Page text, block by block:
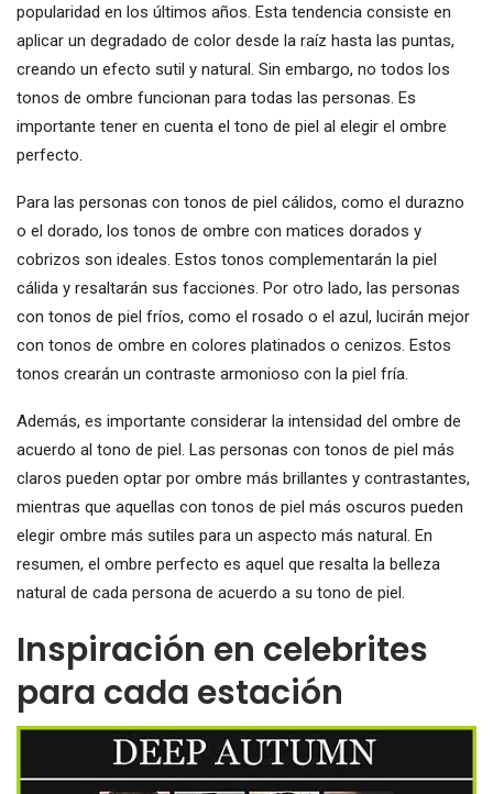
popularidad en los últimos años. Esta tendencia consiste en
aplicar un degradado de color desde la raíz hasta las puntas,
creando un efecto sutil y natural. Sin embargo, no todos los
tonos de ombre funcionan para todas las personas. Es
importante tener en cuenta el tono de piel al elegir el ombre
perfecto.
Para las personas con tonos de piel cálidos, como el durazno
o el dorado, los tonos de ombre con matices dorados y
cobrizos son ideales. Estos tonos complementarán la piel
cálida y resaltarán sus facciones. Por otro lado, las personas
con tonos de piel fríos, como el rosado o el azul, lucirán mejor
con tonos de ombre en colores platinados o cenizos. Estos
tonos crearán un contraste armonioso con la piel fría.
Además, es importante considerar la intensidad del ombre de
acuerdo al tono de piel. Las personas con tonos de piel más
claros pueden optar por ombre más brillantes y contrastantes,
mientras que aquellas con tonos de piel más oscuros pueden
elegir ombre más sutiles para un aspecto más natural. En
resumen, el ombre perfecto es aquel que resalta la belleza
natural de cada persona de acuerdo a su tono de piel.
Inspiración en celebrites
para cada estación